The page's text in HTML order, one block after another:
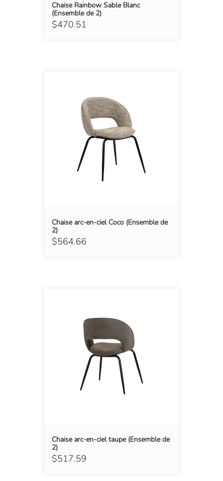
$470.51
Chaise Rainbow Sable Blanc
(Ensemble de 2)
$564.66
Chaise arc-en-ciel Coco (Ensemble de
2)
$517.59
Chaise arc-en-ciel taupe (Ensemble de
2)